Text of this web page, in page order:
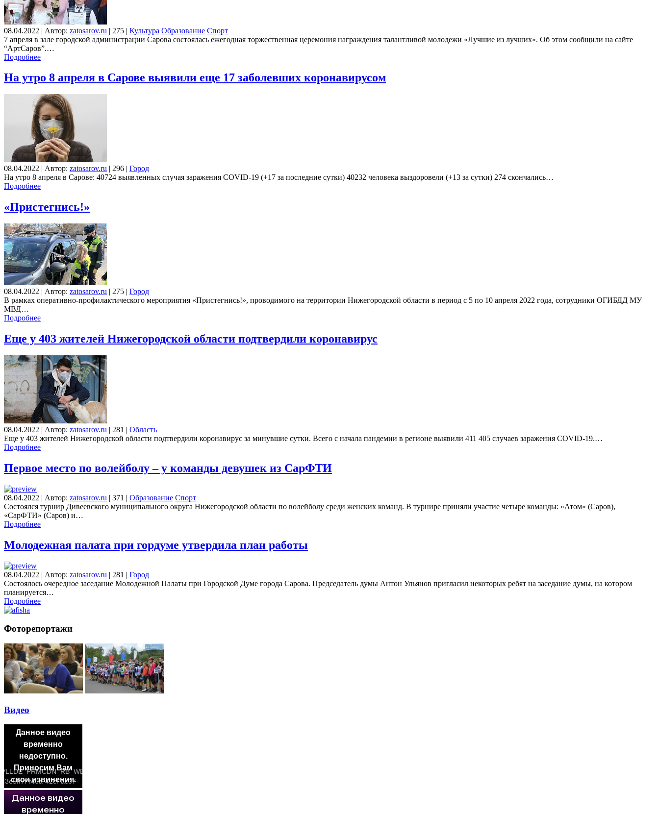
08.04.2022 | Автор: zatosarov.ru | 275 | Культура Образование Спорт
7 апреля в зале городской администрации Сарова состоялась ежегодная торжественная церемония награждения талантливой молодежи «Лучшие из лучших». Об этом сообщили на сайте
“АртСаров”.…
Подробнее
На утро 8 апреля в Сарове выявили еще 17 заболевших коронавирусом
08.04.2022 | Автор: zatosarov.ru | 296 | Город
На утро 8 апреля в Сарове: 40724 выявленных случая заражения COVID-19 (+17 за последние сутки) 40232 человека выздоровели (+13 за сутки) 274 скончались…
Подробнее
«Пристегнись!»
08.04.2022 | Автор: zatosarov.ru | 275 | Город
В рамках оперативно-профилактического мероприятия «Пристегнись!», проводимого на территории Нижегородской области в период с 5 по 10 апреля 2022 года, сотрудники ОГИБДД МУ
МВД…
Подробнее
Еще у 403 жителей Нижегородской области подтвердили коронавирус
08.04.2022 | Автор: zatosarov.ru | 281 | Область
Еще у 403 жителей Нижегородской области подтвердили коронавирус за минувшие сутки. Всего с начала пандемии в регионе выявили 411 405 случаев заражения COVID-19.…
Подробнее
Первое место по волейболу – у команды девушек из СарФТИ
08.04.2022 | Автор: zatosarov.ru | 371 | Образование Спорт
Состоялся турнир Дивеевского муниципального округа Нижегородской области по волейболу среди женских команд. В турнире приняли участие четыре команды: «Атом» (Саров),
«СарФТИ» (Саров) и…
Подробнее
Молодежная палата при гордуме утвердила план работы
08.04.2022 | Автор: zatosarov.ru | 281 | Город
Состоялось очередное заседание Молодежной Палаты при Городской Думе города Сарова. Председатель думы Антон Ульянов пригласил некоторых ребят на заседание думы, на котором
планируется…
Подробнее
Фоторепортажи
Видео